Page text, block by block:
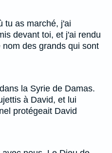
tu as marché, j'ai
devant toi, et j'ai rendu
des grands qui sont
la Syrie de Damas.
à David, et lui
protégeait David